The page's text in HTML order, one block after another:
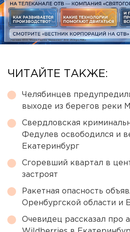
ЧИТАЙТЕ ТАКЖЕ:
Челябинцев
выходе из берегов реки
Свердловская
Федулев освободился и
Екатеринбург
Сгоревший квартал в
застроят
Ракетная опасность
Оренбургской области и
Очевидец рассказал про